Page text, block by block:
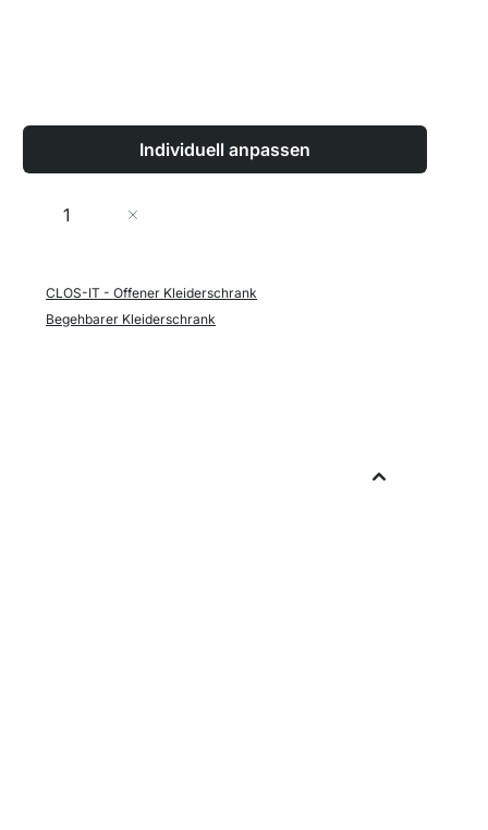
Individuell anpassen
Menge
CLOS-IT - Offener Kleiderschrank
Begehbarer Kleiderschrank